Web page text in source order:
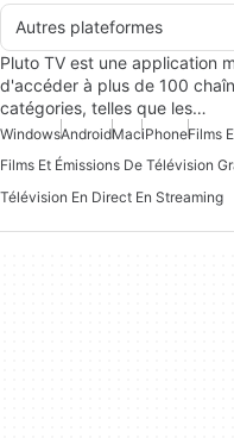
Autres plateformes
Pluto TV est une application
d'accéder à plus de 100
catégories, telles que les…
WindowsAndroidMaciPhoneFilms
Télévision En Direct En Streaming